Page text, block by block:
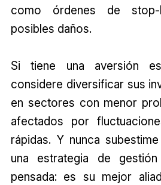
como órdenes de
posibles daños.
Si tiene una aversión
considere diversificar sus
en sectores con menor
afectados por
rápidas. Y nunca
una estrategia de
pensada: es su mejor